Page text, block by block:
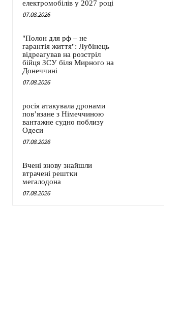
електромобілів у 2027 році
07.08.2026
"Полон для рф – не
гарантія життя": Лубінець
відреагував на розстріл
бійця ЗСУ біля Мирного на
Донеччині
07.08.2026
росія атакувала дронами
пов’язане з Німеччиною
вантажне судно поблизу
Одеси
07.08.2026
Вчені знову знайшли
втрачені рештки
мегалодона
07.08.2026